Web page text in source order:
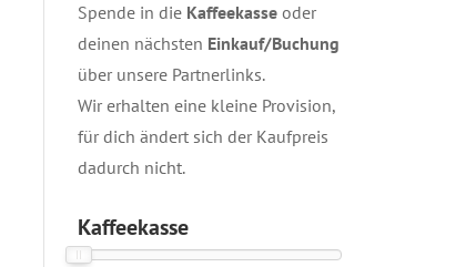
Spende in die Kaffeekasseoder
deinen nächsten Einkauf/Buchung
über unsere Partnerlinks.
Wir erhalten eine kleine Provision,
für dich ändert sich der Kaufpreis
dadurch nicht.
Kaffeekasse